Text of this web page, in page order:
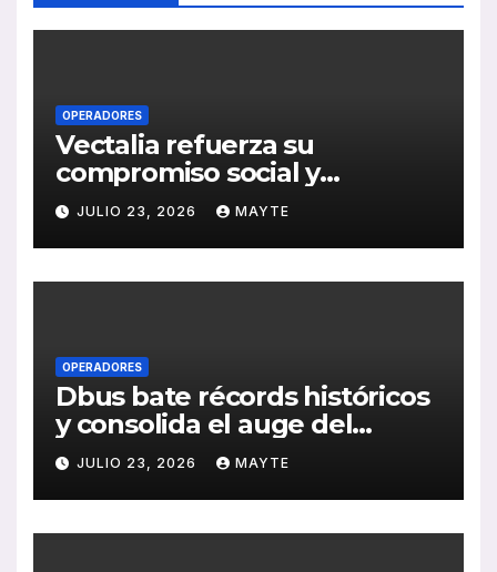
OPERADORES
Vectalia refuerza su
compromiso social y
medioambiental con la
publicación de su Memoria
de RSC 2025
JULIO 23, 2026 MAYTE
OPERADORES
Dbus bate récords históricos
y consolida el auge del
transporte público en San
Sebastián
JULIO 23, 2026 MAYTE